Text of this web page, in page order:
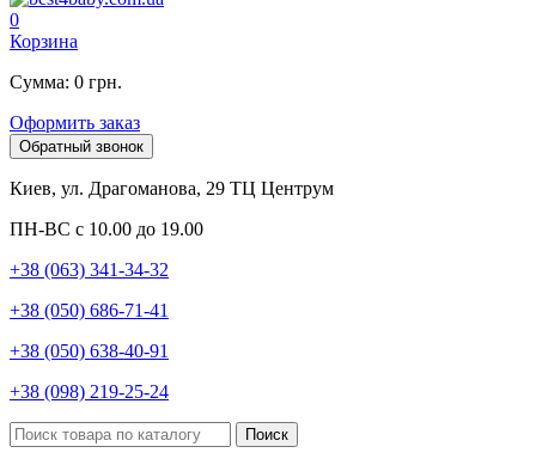
0
Корзина
Сумма: 0 грн.
Оформить заказ
Обратный звонок
Киев, ул. Драгоманова, 29 ТЦ Центрум
ПН-ВС с 10.00 до 19.00
+38 (063) 341-34-32
+38 (050) 686-71-41
+38 (050) 638-40-91
+38 (098) 219-25-24
Поиск